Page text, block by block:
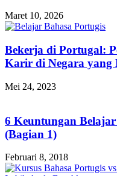
Maret 10, 2026
Bekerja di Portugal:
Karir di Negara yang
Mei 24, 2023
6 Keuntungan
(Bagian 1)
Februari 8, 2018